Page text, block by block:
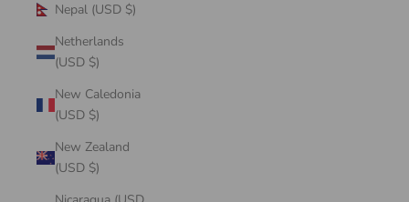
Nepal (USD $)
Netherlands
(USD $)
New Caledonia
(USD $)
New Zealand
(USD $)